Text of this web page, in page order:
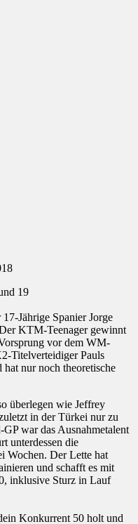
Jährige Spanier Jorge
KTM-Teenager gewinnt
vor dem WM-
Titelverteidiger Pauls
nur noch theoretische
überlegen wie Jeffrey
in der Türkei nur zu
war das Ausnahmetalent
unterdessen die
Wochen. Der Lette hat
und schafft es mit
inklusive Sturz in Lauf
Konkurrent 50 holt und